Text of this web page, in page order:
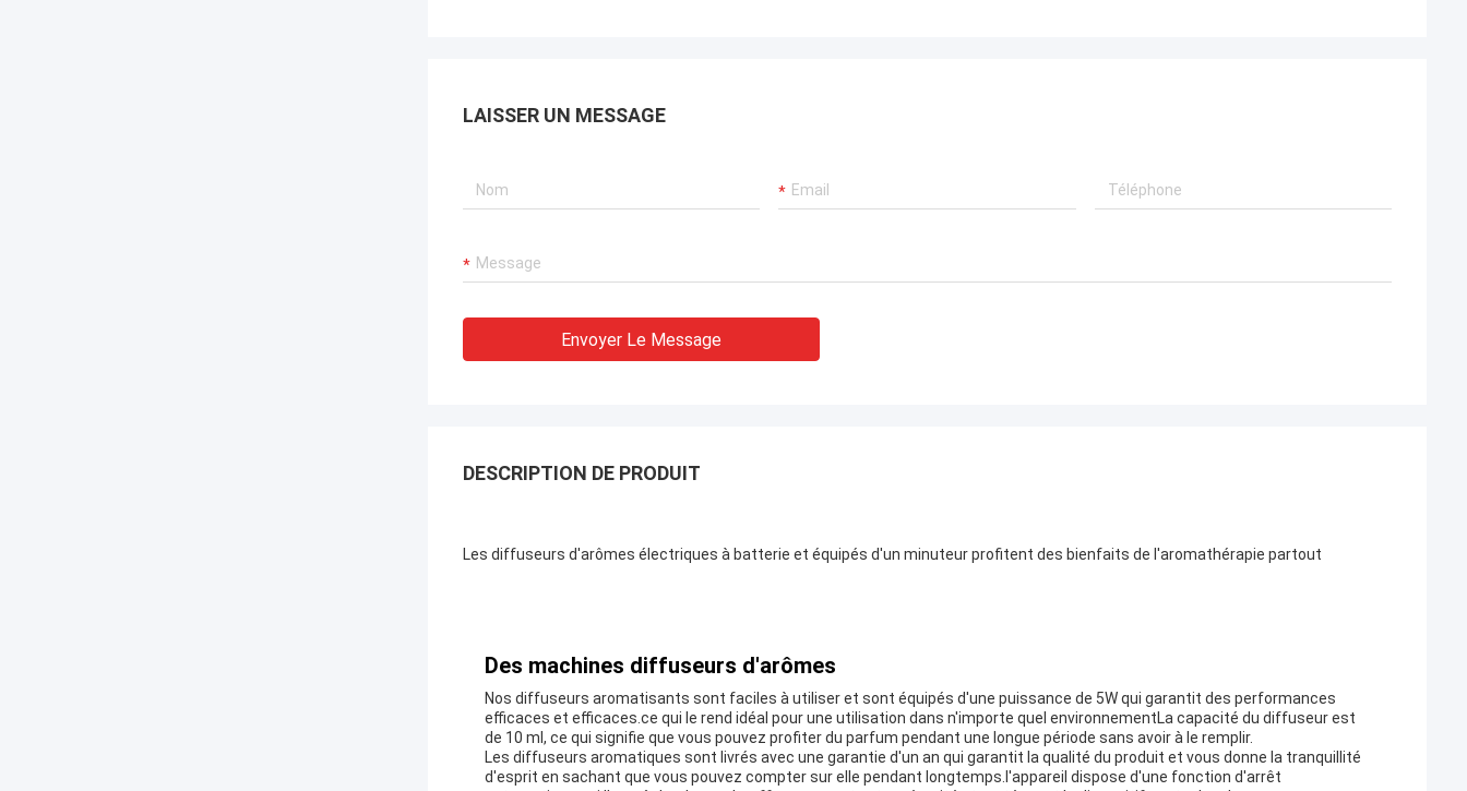
LAISSER UN MESSAGE
Envoyer Le Message
DESCRIPTION DE PRODUIT
Les diffuseurs d'arômes électriques à batterie et équipés d'un minuteur profitent des bienfaits de l'aromathérapie partout
Des machines diffuseurs d'arômes
Nos diffuseurs aromatisants sont faciles à utiliser et sont équipés d'une puissance de 5W qui garantit des performances
efficaces et efficaces.ce qui le rend idéal pour une utilisation dans n'importe quel environnementLa capacité du diffuseur est
de 10 ml, ce qui signifie que vous pouvez profiter du parfum pendant une longue période sans avoir à le remplir.
Les diffuseurs aromatiques sont livrés avec une garantie d'un an qui garantit la qualité du produit et vous donne la tranquillité
d'esprit en sachant que vous pouvez compter sur elle pendant longtemps.l'appareil dispose d'une fonction d'arrêt